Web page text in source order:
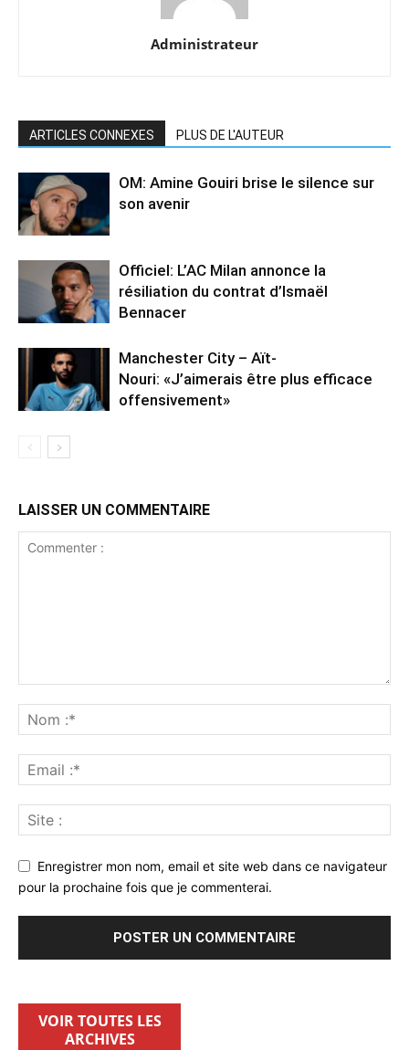
Administrateur
ARTICLES CONNEXES PLUS DE L'AUTEUR
OM: Amine Gouiri brise le silence sur
son avenir
Officiel: L’AC Milan annonce la
résiliation du contrat d’Ismaël
Bennacer
Manchester City – Aït-
Nouri: «J’aimerais être plus efficace
offensivement»
LAISSER UN COMMENTAIRE
Enregistrer mon nom, email et site web dans ce navigateur
pour la prochaine fois que je commenterai.
VOIR TOUTES LES
ARCHIVES